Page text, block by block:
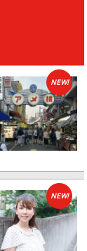
NEW!
NEW!